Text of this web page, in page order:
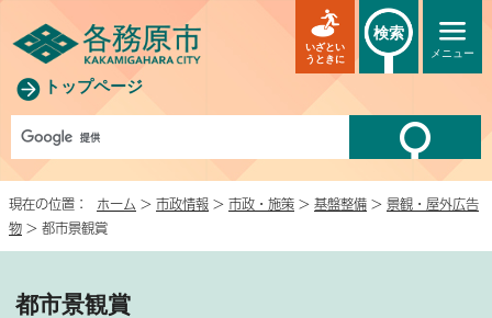
トップページ
メニュー
いざとい
うときに
検索
現在の位置： ホーム > 市政情報 > 市政・施策 > 基盤整備 > 景観・屋外広告
物 > 都市景観賞
都市景観賞